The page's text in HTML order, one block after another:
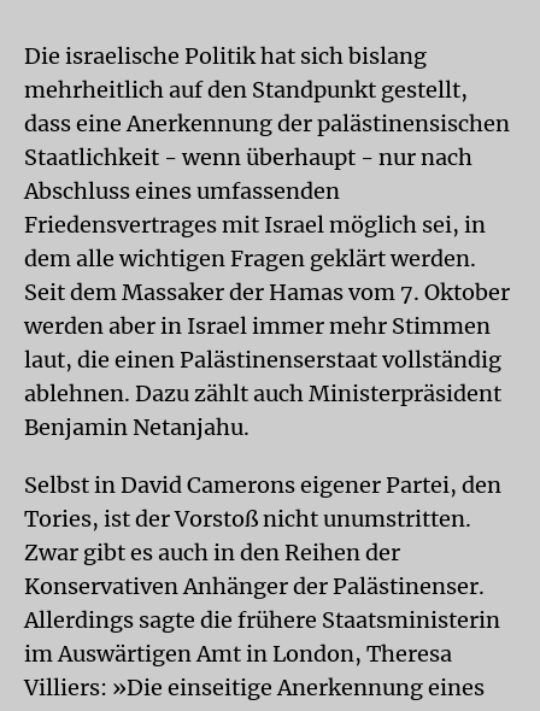
Die israelische Politik hat sich bislang
mehrheitlich auf den Standpunkt gestellt,
dass eine Anerkennung der palästinensischen
Staatlichkeit - wenn überhaupt - nur nach
Abschluss eines umfassenden
Friedensvertrages mit Israel möglich sei, in
dem alle wichtigen Fragen geklärt werden.
Seit dem Massaker der Hamas vom 7. Oktober
werden aber in Israel immer mehr Stimmen
laut, die einen Palästinenserstaat vollständig
ablehnen. Dazu zählt auch Ministerpräsident
Benjamin Netanjahu.
Selbst in David Camerons eigener Partei, den
Tories, ist der Vorstoß nicht unumstritten.
Zwar gibt es auch in den Reihen der
Konservativen Anhänger der Palästinenser.
Allerdings sagte die frühere Staatsministerin
im Auswärtigen Amt in London, Theresa
Villiers: »Die einseitige Anerkennung eines